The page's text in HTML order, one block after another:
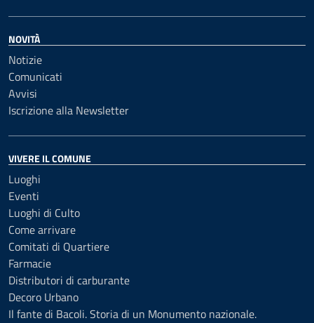
NOVITÀ
Notizie
Comunicati
Avvisi
Iscrizione alla Newsletter
VIVERE IL COMUNE
Luoghi
Eventi
Luoghi di Culto
Come arrivare
Comitati di Quartiere
Farmacie
Distributori di carburante
Decoro Urbano
Il fante di Bacoli. Storia di un Monumento nazionale.